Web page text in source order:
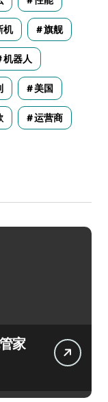
机 旗舰
机器人
美国
运营商
家